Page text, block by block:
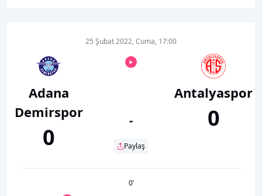
Adana
Demirspor
0
25 Şubat 2022, Cuma, 17:00
-
Paylaş
Antalyaspor
0
0’